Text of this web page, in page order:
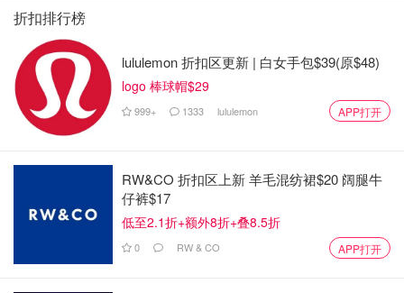
折扣排行榜
lululemon 折扣区更新 | 白女手包$39(原$48)
logo 棒球帽$29
999+ 1333 lululemon APP打开
RW&CO 折扣区上新 羊毛混纺裙$20 阔腿牛
仔裤$17
低至2.1折+额外8折+叠8.5折
0 RW & CO APP打开